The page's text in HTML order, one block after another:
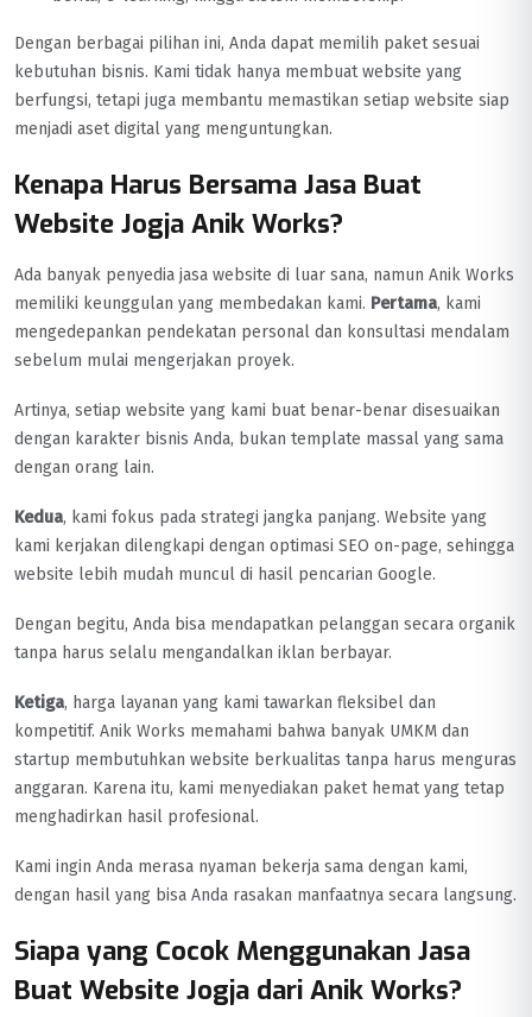
Dengan berbagai pilihan ini, Anda dapat memilih paket sesuai
kebutuhan bisnis. Kami tidak hanya membuat website yang
berfungsi, tetapi juga membantu memastikan setiap website siap
menjadi aset digital yang menguntungkan.
Kenapa Harus Bersama Jasa Buat
Website Jogja Anik Works?
Ada banyak penyedia jasa website di luar sana, namun Anik Works
memiliki keunggulan yang membedakan kami. Pertama, kami
mengedepankan pendekatan personal dan konsultasi mendalam
sebelum mulai mengerjakan proyek.
Artinya, setiap website yang kami buat benar-benar disesuaikan
dengan karakter bisnis Anda, bukan template massal yang sama
dengan orang lain.
Kedua, kami fokus pada strategi jangka panjang. Website yang
kami kerjakan dilengkapi dengan optimasi SEO on-page, sehingga
website lebih mudah muncul di hasil pencarian Google.
Dengan begitu, Anda bisa mendapatkan pelanggan secara organik
tanpa harus selalu mengandalkan iklan berbayar.
Ketiga, harga layanan yang kami tawarkan fleksibel dan
kompetitif. Anik Works memahami bahwa banyak UMKM dan
startup membutuhkan website berkualitas tanpa harus menguras
anggaran. Karena itu, kami menyediakan paket hemat yang tetap
menghadirkan hasil profesional.
Kami ingin Anda merasa nyaman bekerja sama dengan kami,
dengan hasil yang bisa Anda rasakan manfaatnya secara langsung.
Siapa yang Cocok Menggunakan Jasa
Buat Website Jogja dari Anik Works?